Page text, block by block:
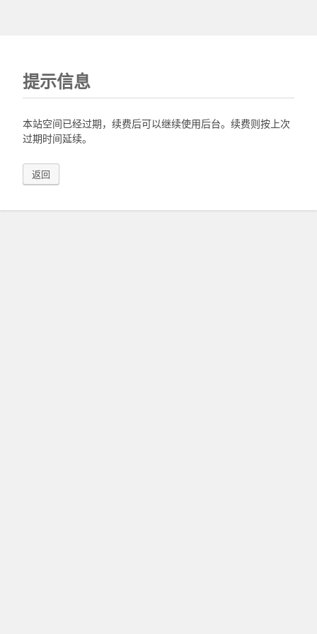
提示信息
本站空间已经过期，续费后可以继续使用后台。续费则按上次
过期时间延续。
返回